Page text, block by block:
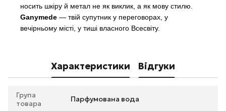
носить шкіру й метал не як виклик, а як мову стилю.
Ganymede — твій супутник у переговорах, у
вечірньому місті, у тиші власного Всесвіту.
Характеристики Відгуки
Група
товара
Парфумована вода